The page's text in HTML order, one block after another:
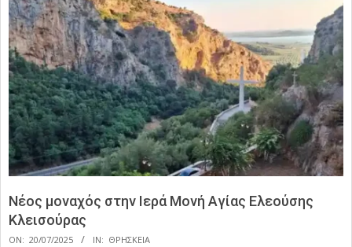
Νέος μοναχός στην Ιερά Μονή Αγίας Ελεούσης
Κλεισούρας
ON: 20/07/2025 IN: ΘΡΗΣΚΕΙΑ